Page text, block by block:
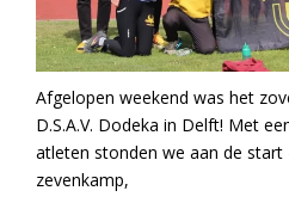
Afgelopen weekend was het
D.S.A.V. Dodeka in Delft! Met
atleten stonden we aan de
zevenkamp,